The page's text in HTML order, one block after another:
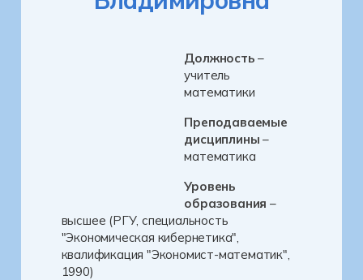
Должность –
учитель
математики
Преподаваемые
дисциплины –
математика
Уровень
образования –
высшее (РГУ, специальность
"Экономическая кибернетика",
квалификация "Экономист-математик",
1990)